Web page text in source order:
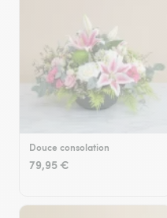
Douce consolation
79,95 €